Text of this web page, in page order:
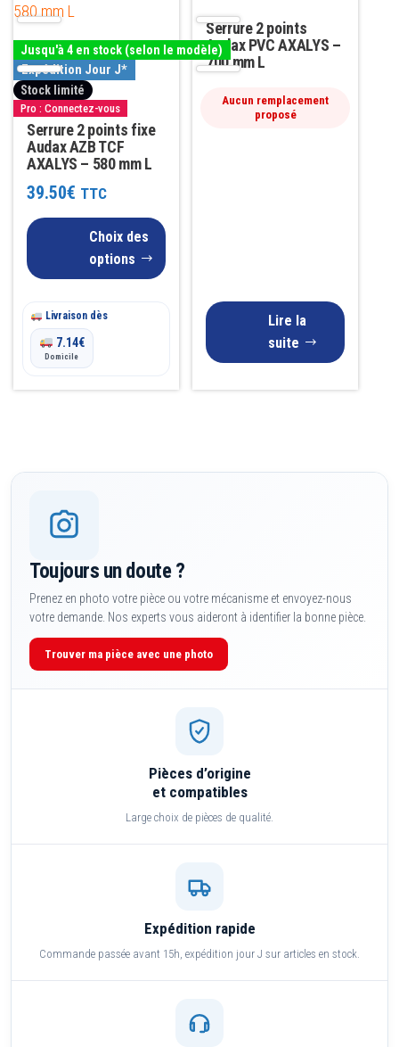
Jusqu'à 4 en stock (selon le modèle)
Expédition Jour J*
Stock limité
Pro : Connectez-vous
Serrure 2 points fixe
Audax AZB TCF
AXALYS – 580 mm L
39.50€ TTC
Choix des
options
a
plusieurs
variations.
Les
options
peuvent
être
choisies
page
produitLivraison dès
7.14€
Domicile
Serrure 2 points
Audax PVC AXALYS –
700 mm L
Aucun remplacement
proposé
Lire la
suite
Toujours un doute ?
Prenez en photo votre pièce ou votre mécanisme et envoyez-nous
votre demande. Nos experts vous aideront à identifier la bonne pièce.
Trouver ma pièce avec une photo
Pièces d’origine
et compatibles
Large choix de pièces de qualité.
Expédition rapide
Commande passée avant 15h, expédition jour J sur articles en stock.